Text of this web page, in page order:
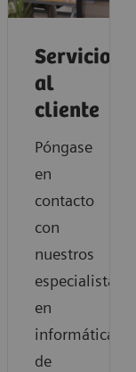
Servicio
al
cliente
Póngase
en
contacto
con
nuestros
especialistas
en
informática
de